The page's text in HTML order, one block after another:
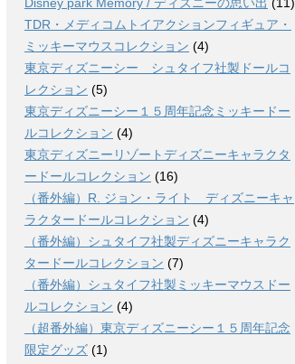
TDR・メディコムトイアクションフィギュア・
ミッキーマウスコレクション (4)
東京ディズニーシー シュタイフ社製ドールコ
レクション (5)
東京ディズニーシー１５周年記念ミッキードー
ルコレクション (4)
東京ディズニーリゾートディズニーキャラクタ
ードールコレクション (16)
（番外編）R. ジョン・ライト ディズニーキャ
ラクタードールコレクション (4)
（番外編）シュタイフ社製ディズニーキャラク
タードールコレクション (7)
（番外編）シュタイフ社製ミッキーマウスドー
ルコレクション (4)
（超番外編）東京ディズニーシー１５周年記念
限定グッズ (1)